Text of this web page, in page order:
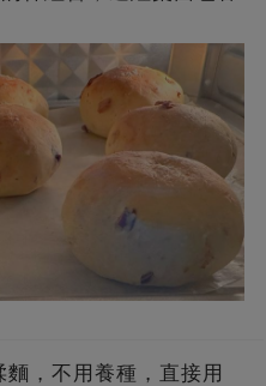
，不用養種，直接用